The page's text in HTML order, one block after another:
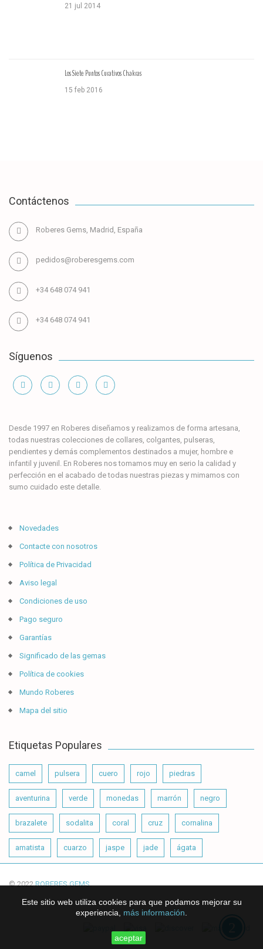
21 jul 2014
Los Siete Puntos Curativos Chakras
15 feb 2016
Contáctenos
Roberes Gems, Madrid, España
pedidos@roberesgems.com
+34 648 074 941
+34 648 074 941
Síguenos
Desde 1997 en Roberes diseñamos y realizamos de forma artesana,
todas nuestras colecciones de collares, colgantes, pulseras,
pendientes y demás complementos destinados a mujer, hombre e
infantil y juvenil. En Roberes nos tomamos muy en serio la calidad y
perfección en el acabado de todas nuestras piezas y mimamos con
sumo cuidado este detalle.
Información
Novedades
Contacte con nosotros
Política de Privacidad
Aviso legal
Condiciones de uso
Pago seguro
Garantías
Significado de las gemas
Política de cookies
Mundo Roberes
Mapa del sitio
Etiquetas Populares
camel pulsera cuero rojo piedras
aventurina verde monedas marrón negro
brazalete sodalita coral cruz cornalina
amatista cuarzo jaspe jade ágata
Este sitio web utiliza cookies para que podamos mejorar su
experiencia, más información
aceptar
© 2022ROBERES GEMS.